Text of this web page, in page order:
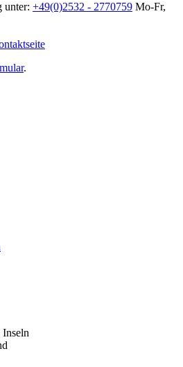
unter: +49(0)2532 - 2770759 Mo-Fr,
.